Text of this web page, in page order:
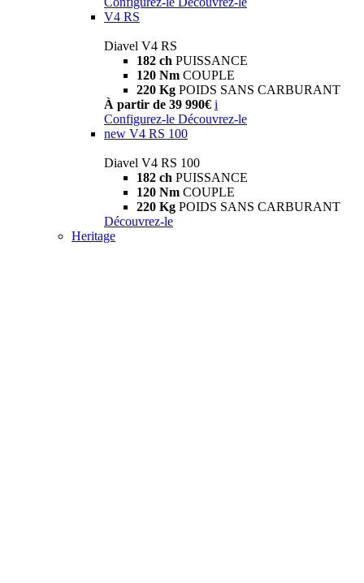
V4 RS
Diavel V4 RS
182 ch PUISSANCE
120 Nm COUPLE
220 Kg POIDS SANS CARBURANT
À partir de 39 990€ i
Configurez-le Découvrez-le
new V4 RS 100
Diavel V4 RS 100
182 ch PUISSANCE
120 Nm COUPLE
220 Kg POIDS SANS CARBURANT
Découvrez-le
Heritage